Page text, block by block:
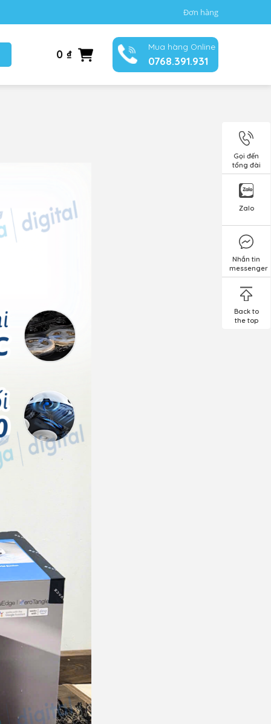
Đơn hàng
0 ₫
Mua hàng Online
0768.391.931
Gọi đến
tổng đài
Zalo
Nhắn tin
messenger
Back to
the top